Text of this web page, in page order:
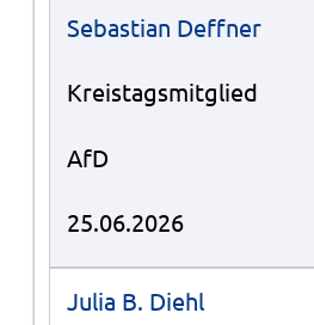
Sebastian Deffner
Kreistagsmitglied
AfD
25.06.2026
Julia B. Diehl